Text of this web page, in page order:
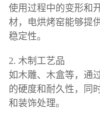
使用过程中的变形和
材，电烘烤窑能够提
稳定性。
2. 木制工艺品
如木雕、木盒等，通
的硬度和耐久性，同
和装饰处理。